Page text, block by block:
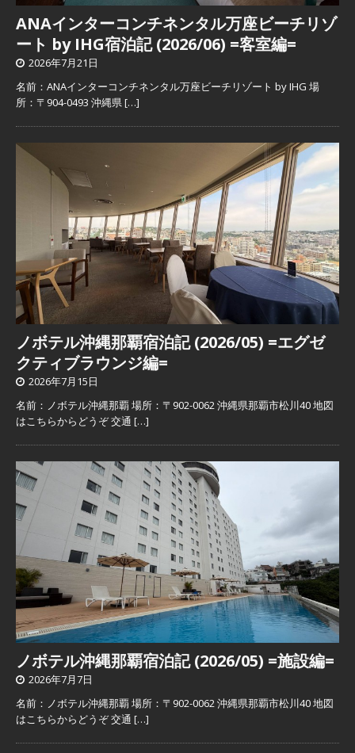
ANAインターコンチネンタル万座ビーチリゾ
ート by IHG宿泊記 (2026/06) =客室編=
2026年7月21日
名前：ANAインターコンチネンタル万座ビーチリゾート by IHG 場
所：〒904-0493 沖縄県[…]
ノボテル沖縄那覇宿泊記 (2026/05) =エグゼ
クティブラウンジ編=
2026年7月15日
名前：ノボテル沖縄那覇 場所：〒902-0062 沖縄県那覇市松川40 地図
はこちらからどうぞ 交通 […]
ノボテル沖縄那覇宿泊記 (2026/05) =施設編=
2026年7月7日
名前：ノボテル沖縄那覇 場所：〒902-0062 沖縄県那覇市松川40 地図
はこちらからどうぞ 交通 […]